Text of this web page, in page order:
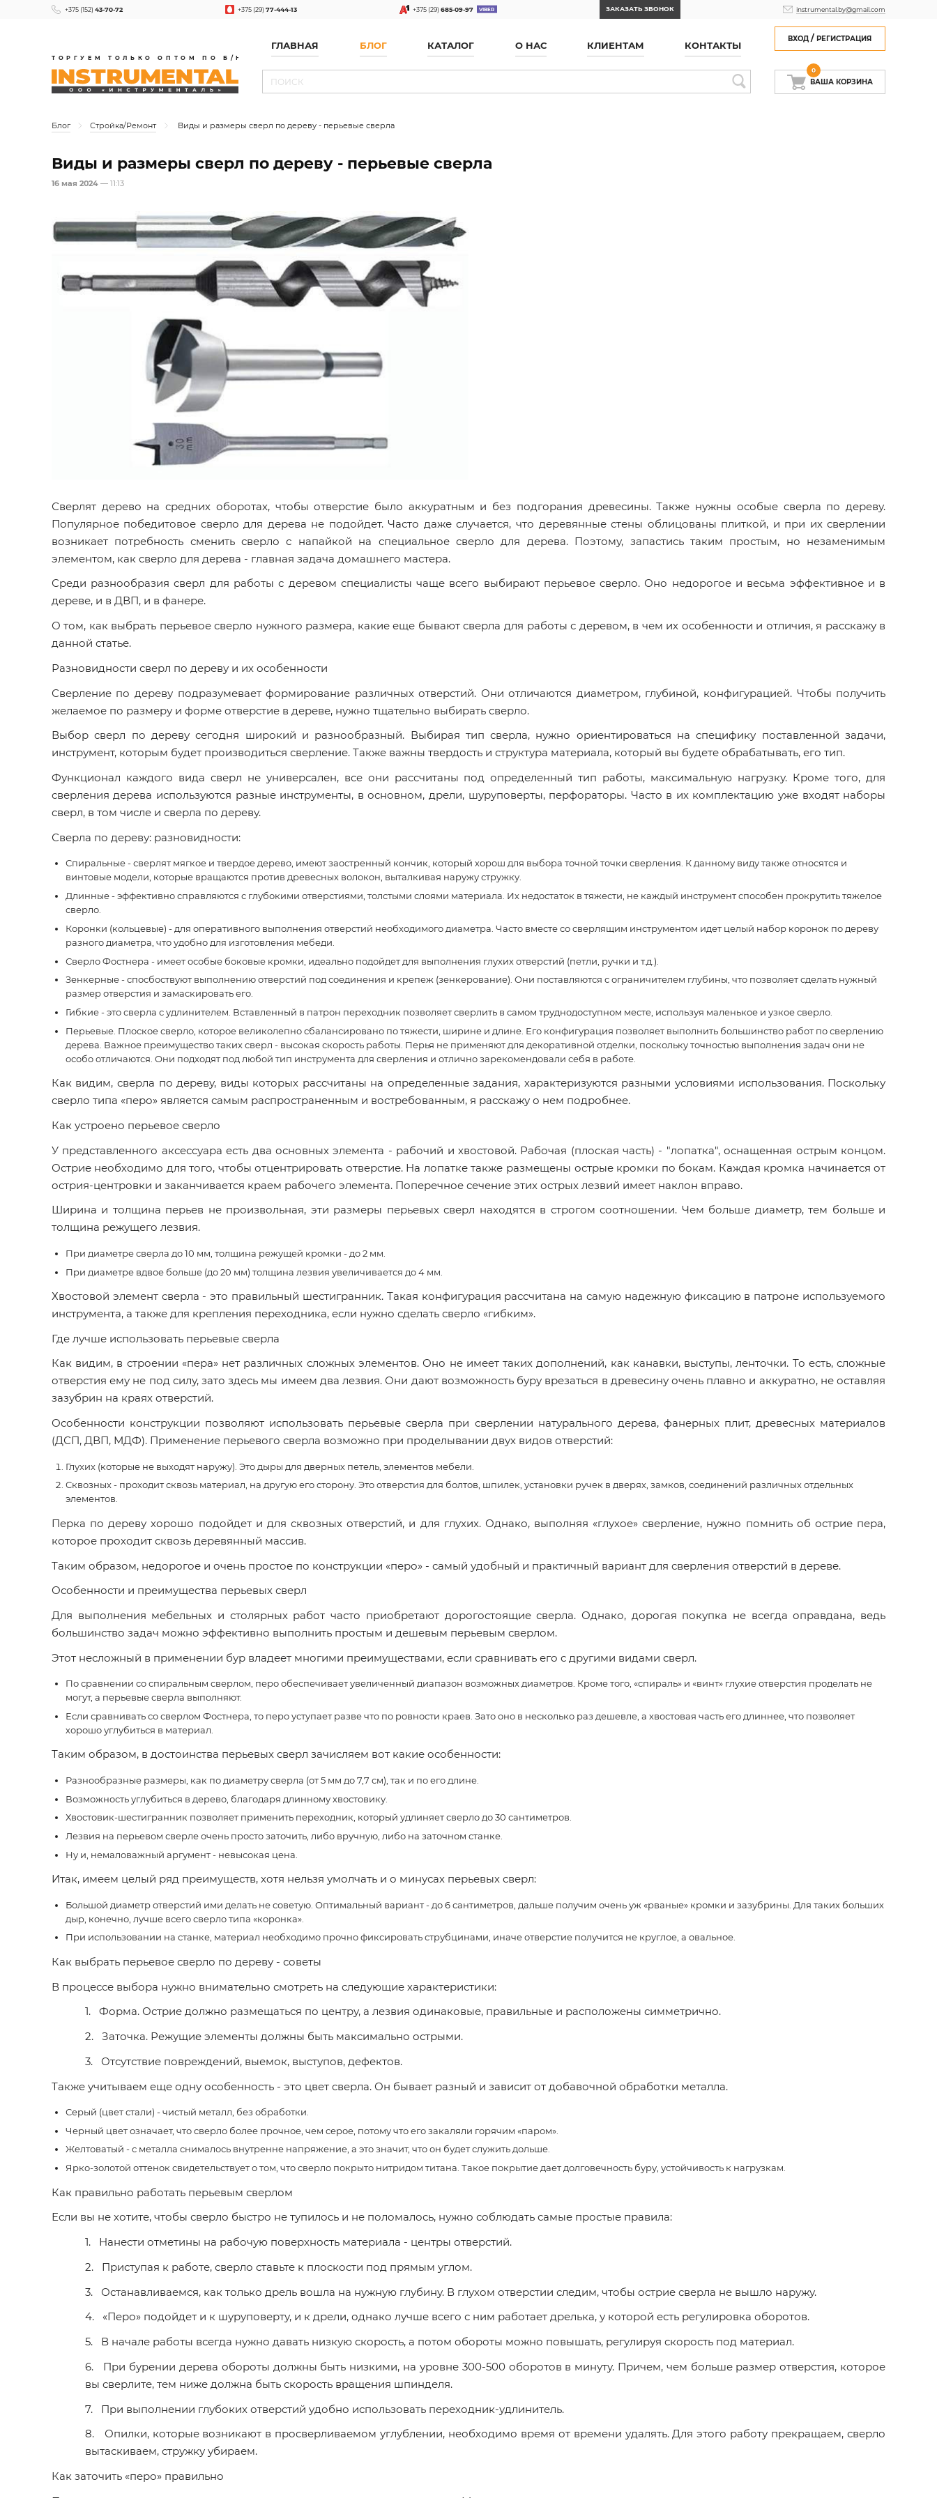
+375 (152) 43-70-72 +375 (29)77-444-13 +375 (29)685-09-97 ЗАКАЗАТЬ ЗВОНОК instrumental.by@gmail.com
ТОРГУЕМ ТОЛЬКО ОПТОМ ПО Б/Н
ГЛАВНАЯ БЛОГ КАТАЛОГ О НАС КЛИЕНТАМ КОНТАКТЫ
ВХОД /РЕГИСТРАЦИЯ
0
ВАША КОРЗИНА
Блог Стройка/Ремонт Виды и размеры сверл по дереву - перьевые сверла
Виды и размеры сверл по дереву - перьевые сверла
16 мая 2024— 11:13
Сверлят дерево на средних оборотах, чтобы отверстие было аккуратным и без подгорания древесины. Также нужны особые сверла по дереву.
Популярное победитовое сверло для дерева не подойдет. Часто даже случается, что деревянные стены облицованы плиткой, и при их сверлении
возникает потребность сменить сверло с напайкой на специальное сверло для дерева. Поэтому, запастись таким простым, но незаменимым
элементом, как сверло для дерева - главная задача домашнего мастера.
Среди разнообразия сверл для работы с деревом специалисты чаще всего выбирают перьевое сверло. Оно недорогое и весьма эффективное и в
дереве, и в ДВП, и в фанере.
О том, как выбрать перьевое сверло нужного размера, какие еще бывают сверла для работы с деревом, в чем их особенности и отличия, я расскажу в
данной статье.
Разновидности сверл по дереву и их особенности
Сверление по дереву подразумевает формирование различных отверстий. Они отличаются диаметром, глубиной, конфигурацией. Чтобы получить
желаемое по размеру и форме отверстие в дереве, нужно тщательно выбирать сверло.
Выбор сверл по дереву сегодня широкий и разнообразный. Выбирая тип сверла, нужно ориентироваться на специфику поставленной задачи,
инструмент, которым будет производиться сверление. Также важны твердость и структура материала, который вы будете обрабатывать, его тип.
Функционал каждого вида сверл не универсален, все они рассчитаны под определенный тип работы, максимальную нагрузку. Кроме того, для
сверления дерева используются разные инструменты, в основном, дрели, шуруповерты, перфораторы. Часто в их комплектацию уже входят наборы
сверл, в том числе и сверла по дереву.
Сверла по дереву: разновидности:
Спиральные - сверлят мягкое и твердое дерево, имеют заостренный кончик, который хорош для выбора точной точки сверления. К данному виду также относятся и
винтовые модели, которые вращаются против древесных волокон, выталкивая наружу стружку.
Длинные - эффективно справляются с глубокими отверстиями, толстыми слоями материала. Их недостаток в тяжести, не каждый инструмент способен прокрутить тяжелое
сверло.
Коронки (кольцевые) - для оперативного выполнения отверстий необходимого диаметра. Часто вместе со сверлящим инструментом идет целый набор коронок по дереву
разного диаметра, что удобно для изготовления мебеди.
Сверло Фостнера - имеет особые боковые кромки, идеально подойдет для выполнения глухих отверстий (петли, ручки и т.д.).
Зенкерные - спосбоствуют выполнению отверстий под соединения и крепеж (зенкерование). Они поставляются с ограничителем глубины, что позволяет сделать нужный
размер отверстия и замаскировать его.
Гибкие - это сверла с удлинителем. Вставленный в патрон переходник позволяет сверлить в самом труднодоступном месте, используя маленькое и узкое сверло.
Перьевые. Плоское сверло, которое великолепно сбалансировано по тяжести, ширине и длине. Его конфигурация позволяет выполнить большинство работ по сверлению
дерева. Важное преимущество таких сверл - высокая скорость работы. Перья не применяют для декоративной отделки, поскольку точностью выполнения задач они не
особо отличаются. Они подходят под любой тип инструмента для сверления и отлично зарекомендовали себя в работе.
Как видим, сверла по дереву, виды которых рассчитаны на определенные задания, характеризуются разными условиями использования. Поскольку
сверло типа «перо» является самым распространенным и востребованным, я расскажу о нем подробнее.
Как устроено перьевое сверло
У представленного аксессуара есть два основных элемента - рабочий и хвостовой. Рабочая (плоская часть) - "лопатка", оснащенная острым концом.
Острие необходимо для того, чтобы отцентрировать отверстие. На лопатке также размещены острые кромки по бокам. Каждая кромка начинается от
острия-центровки и заканчивается краем рабочего элемента. Поперечное сечение этих острых лезвий имеет наклон вправо.
Ширина и толщина перьев не произвольная, эти размеры перьевых сверл находятся в строгом соотношении. Чем больше диаметр, тем больше и
толщина режущего лезвия.
При диаметре сверла до 10 мм, толщина режущей кромки - до 2 мм.
При диаметре вдвое больше (до 20 мм) толщина лезвия увеличивается до 4 мм.
Хвостовой элемент сверла - это правильный шестигранник. Такая конфигурация рассчитана на самую надежную фиксацию в патроне используемого
инструмента, а также для крепления переходника, если нужно сделать сверло «гибким».
Где лучше использовать перьевые сверла
Как видим, в строении «пера» нет различных сложных элементов. Оно не имеет таких дополнений, как канавки, выступы, ленточки. То есть, сложные
отверстия ему не под силу, зато здесь мы имеем два лезвия. Они дают возможность буру врезаться в древесину очень плавно и аккуратно, не оставляя
зазубрин на краях отверстий.
Особенности конструкции позволяют использовать перьевые сверла при сверлении натурального дерева, фанерных плит, древесных материалов
(ДСП, ДВП, МДФ). Применение перьевого сверла возможно при проделывании двух видов отверстий:
Глухих (которые не выходят наружу). Это дыры для дверных петель, элементов мебели.
Сквозных - проходит сквозь материал, на другую его сторону. Это отверстия для болтов, шпилек, установки ручек в дверях, замков, соединений различных отдельных
элементов.
Перка по дереву хорошо подойдет и для сквозных отверстий, и для глухих. Однако, выполняя «глухое» сверление, нужно помнить об острие пера,
которое проходит сквозь деревянный массив.
Таким образом, недорогое и очень простое по конструкции «перо» - самый удобный и практичный вариант для сверления отверстий в дереве.
Особенности и преимущества перьевых сверл
Для выполнения мебельных и столярных работ часто приобретают дорогостоящие сверла. Однако, дорогая покупка не всегда оправдана, ведь
большинство задач можно эффективно выполнить простым и дешевым перьевым сверлом.
Этот несложный в применении бур владеет многими преимуществами, если сравнивать его с другими видами сверл.
По сравнении со спиральным сверлом, перо обеспечивает увеличенный диапазон возможных диаметров. Кроме того, «спираль» и «винт» глухие отверстия проделать не
могут, а перьевые сверла выполняют.
Если сравнивать со сверлом Фостнера, то перо уступает разве что по ровности краев. Зато оно в несколько раз дешевле, а хвостовая часть его длиннее, что позволяет
хорошо углубиться в материал.
Таким образом, в достоинства перьевых сверл зачисляем вот какие особенности:
Разнообразные размеры, как по диаметру сверла (от 5 мм до 7,7 см), так и по его длине.
Возможность углубиться в дерево, благодаря длинному хвостовику.
Хвостовик-шестигранник позволяет применить переходник, который удлиняет сверло до 30 сантиметров.
Лезвия на перьевом сверле очень просто заточить, либо вручную, либо на заточном станке.
Ну и, немаловажный аргумент - невысокая цена.
Итак, имеем целый ряд преимуществ, хотя нельзя умолчать и о минусах перьевых сверл:
Большой диаметр отверстий ими делать не советую. Оптимальный вариант - до 6 сантиметров, дальше получим очень уж «рваные» кромки и зазубрины. Для таких больших
дыр, конечно, лучше всего сверло типа «коронка».
При использовании на станке, материал необходимо прочно фиксировать струбцинами, иначе отверстие получится не круглое, а овальное.
Как выбрать перьевое сверло по дереву - советы
В процессе выбора нужно внимательно смотреть на следующие характеристики:
1. Форма. Острие должно размещаться по центру, а лезвия одинаковые, правильные и расположены симметрично.
2. Заточка. Режущие элементы должны быть максимально острыми.
3. Отсутствие повреждений, выемок, выступов, дефектов.
Также учитываем еще одну особенность - это цвет сверла. Он бывает разный и зависит от добавочной обработки металла.
Серый (цвет стали) - чистый металл, без обработки.
Черный цвет означает, что сверло более прочное, чем серое, потому что его закаляли горячим «паром».
Желтоватый - с металла снималось внутренне напряжение, а это значит, что он будет служить дольше.
Ярко-золотой оттенок свидетельствует о том, что сверло покрыто нитридом титана. Такое покрытие дает долговечность буру, устойчивость к нагрузкам.
Как правильно работать перьевым сверлом
Если вы не хотите, чтобы сверло быстро не тупилось и не поломалось, нужно соблюдать самые простые правила:
1. Нанести отметины на рабочую поверхность материала - центры отверстий.
2. Приступая к работе, сверло ставьте к плоскости под прямым углом.
3. Останавливаемся, как только дрель вошла на нужную глубину. В глухом отверстии следим, чтобы острие сверла не вышло наружу.
4. «Перо» подойдет и к шуруповерту, и к дрели, однако лучше всего с ним работает дрелька, у которой есть регулировка оборотов.
5. В начале работы всегда нужно давать низкую скорость, а потом обороты можно повышать, регулируя скорость под материал.
6. При бурении дерева обороты должны быть низкими, на уровне 300-500 оборотов в минуту. Причем, чем больше размер отверстия, которое
вы сверлите, тем ниже должна быть скорость вращения шпинделя.
7. При выполнении глубоких отверстий удобно использовать переходник-удлинитель.
8. Опилки, которые возникают в просверливаемом углублении, необходимо время от времени удалять. Для этого работу прекращаем, сверло
вытаскиваем, стружку убираем.
Как заточить «перо» правильно